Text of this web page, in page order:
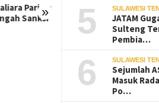
»
JATAM Gugat Gubernur
Sulteng Terkait
Pembiaran Tailing B3 PT
5 SULAWESI
JATAM
Sulteng
Pembia…
6 SULAWESI
Sejumlah
Masuk
Po…